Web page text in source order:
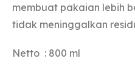
membuat pakaian lebih
tidak meninggalkan
Netto : 800 ml​